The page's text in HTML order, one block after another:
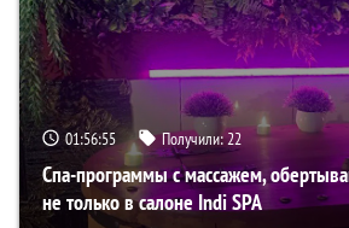
01:56:53 Получили:22
Спа-программы с массажем,
не только в салоне Indi SPA